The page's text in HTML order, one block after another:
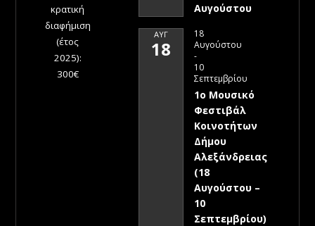
κρατική
διαφήμιση
(έτος
2025):
300€
Αυγούστου
ΑΥΓ
18
18
Αυγούστου
-
10
Σεπτεμβρίου
1ο Μουσικό
Φεστιβάλ
Κοινοτήτων
Δήμου
Αλεξάνδρειας
(18
Αυγούστου –
10
Σεπτεμβρίου)